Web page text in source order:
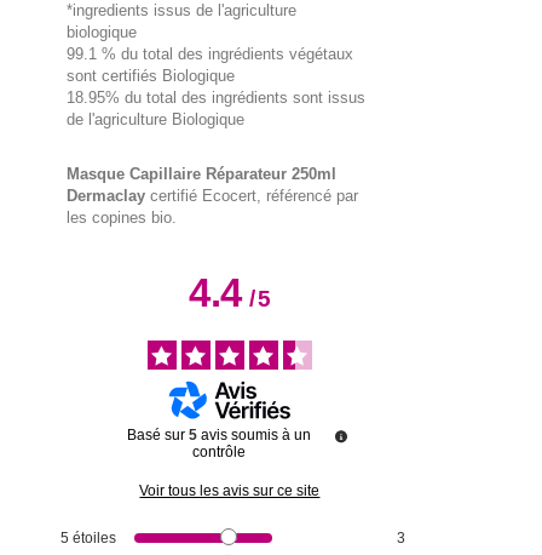
*ingredients issus de l'agriculture
biologique
99.1 % du total des ingrédients végétaux
sont certifiés Biologique
18.95% du total des ingrédients sont issus
de l'agriculture Biologique
Masque Capillaire Réparateur 250ml
Dermaclay certifié Ecocert, référencé par
les copines bio.
4.4/5
Basé sur 5 avis soumis à un
contrôle
Voir tous les avis sur ce site
5 étoiles
3